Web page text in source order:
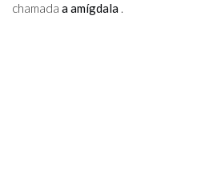
chamada a amígdala .